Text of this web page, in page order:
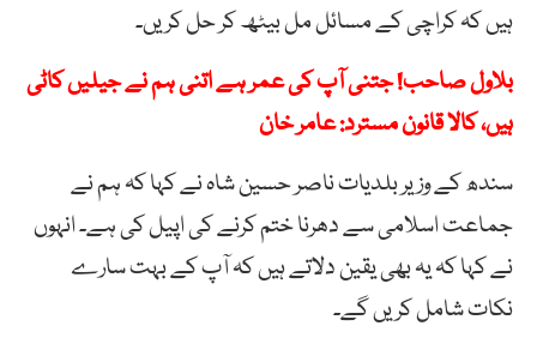
ہیں کہ کراچی کے مسائل مل بیٹھ کر حل کریں۔
بلاول صاحب! جتنی آپ کی عمر ہے اتنی ہم نے جیلیں کاٹی
ہیں، کالا قانون مسترد: عامر خان
سندھ کے وزیر بلدیات ناصر حسین شاہ نے کہا کہ ہم نے
جماعت اسلامی سے دھرنا ختم کرنے کی اپیل کی ہے۔ انہوں
نے کہا کہ یہ بھی یقین دلاتے ہیں کہ آپ کے بہت سارے
نکات شامل کریں گے۔